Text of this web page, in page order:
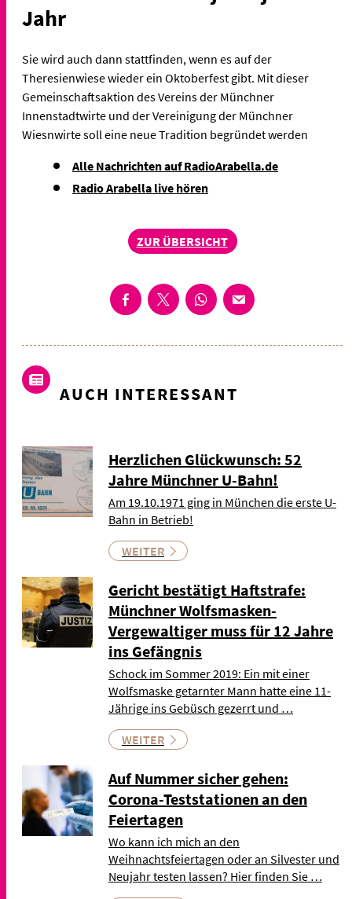
Jahr
Sie wird auch dann stattfinden, wenn es auf der
Theresienwiese wieder ein Oktoberfest gibt. Mit dieser
Gemeinschaftsaktion des Vereins der Münchner
Innenstadtwirte und der Vereinigung der Münchner
Wiesnwirte soll eine neue Tradition begründet werden
Alle Nachrichten auf RadioArabella.de
Radio Arabella live hören
ZUR ÜBERSICHT
AUCH INTERESSANT
Herzlichen Glückwunsch: 52
Jahre Münchner U-Bahn!
Am 19.10.1971 ging in München die erste U-
Bahn in Betrieb!
WEITER
Gericht bestätigt Haftstrafe:
Münchner Wolfsmasken-
Vergewaltiger muss für 12 Jahre
ins Gefängnis
Schock im Sommer 2019: Ein mit einer
Wolfsmaske getarnter Mann hatte eine 11-
Jährige ins Gebüsch gezerrt und …
WEITER
Auf Nummer sicher gehen:
Corona-Teststationen an den
Feiertagen
Wo kann ich mich an den
Weihnachtsfeiertagen oder an Silvester und
Neujahr testen lassen? Hier finden Sie …